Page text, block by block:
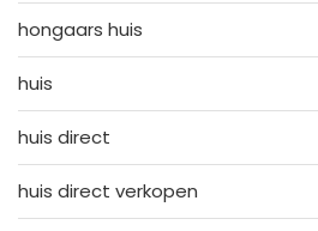
hongaars huis
huis
huis direct
huis direct verkopen